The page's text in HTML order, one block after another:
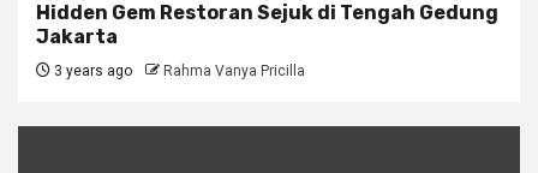
Hidden Gem Restoran Sejuk di Tengah Gedung
Jakarta
3 years ago Rahma Vanya Pricilla